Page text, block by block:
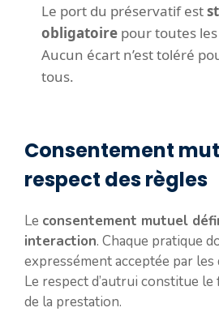
Le port du préservatif est
obligatoire pour toutes
Aucun écart n’est toléré
tous.
Consentement
respect des règles
Le consentement mutuel
interaction. Chaque pratique
expressément acceptée par les
Le respect d’autrui constitue
de la prestation.